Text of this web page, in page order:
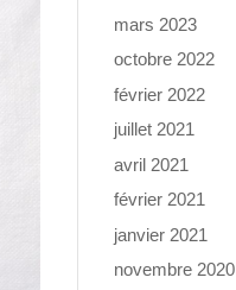
mars 2023
octobre 2022
février 2022
juillet 2021
avril 2021
février 2021
janvier 2021
novembre 2020